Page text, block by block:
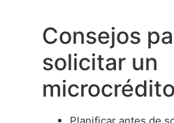
Consejos
solicitar un
microcrédito